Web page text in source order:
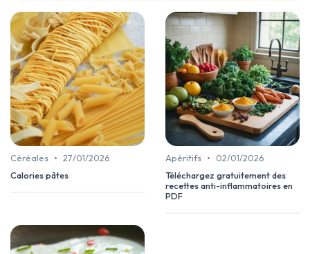
Céréales • 27/01/2026
Calories pâtes
Apéritifs •
02/01/2026
Téléchargez gratuitement des
recettes anti-inflammatoires en
PDF